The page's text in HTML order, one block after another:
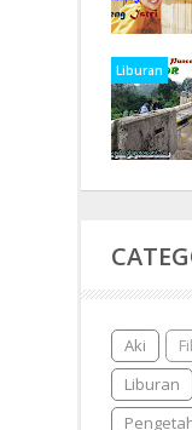
Liburan
Aki
Liburan